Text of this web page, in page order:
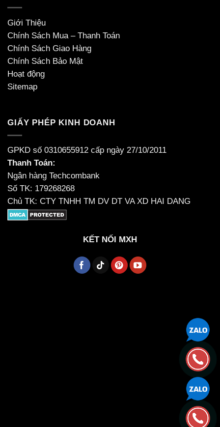
Giới Thiệu
Chính Sách Mua – Thanh Toán
Chính Sách Giao Hàng
Chính Sách Bảo Mật
Hoạt động
Sitemap
GIẤY PHÉP KINH DOANH
GPKD số 0310655912 cấp ngày 27/10/2011
Thanh Toán:
Ngân hàng Techcombank
Số TK: 179268268
Chủ TK: CTY TNHH TM DV DT VA XD HAI DANG
KẾT NỐI MXH